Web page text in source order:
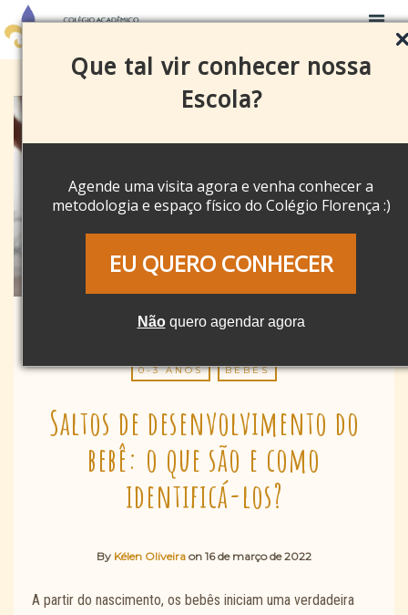
Que tal vir conhecer nossa
Escola?
Agende uma visita agora e venha conhecer a
metodologia e espaço físico do Colégio Florença :)
EU QUERO CONHECER
Nãoquero agendar agora
0-3 ANOS BEBÊS
Saltos de desenvolvimento do
bebê: o que são e como
identificá-los?
By Kélen Oliveira on 16 de março de 2022
A partir do nascimento, os bebês iniciam uma verdadeira